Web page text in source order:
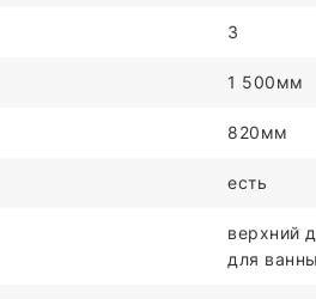
3
1 500мм
820мм
есть
верхний
для ванны